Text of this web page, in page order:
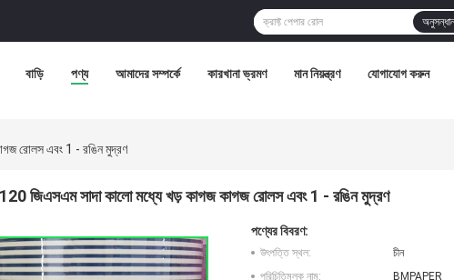
বাড়ি পণ্য আমাদের সম্পর্কে কারখানা ভ্রমণ মান নিয়ন্ত্রণ যোগাযোগ করুন
রোলস এবং 1 - রঙিন মুদ্রণ
জিএসএম সাদা কালো মধ্যে খড় কাগজ কাগজ রোলস এবং 1 - রঙিন মুদ্রণ
পণ্যের বিবরণ:
উৎপত্তি স্থল:
চীন
পরিচিতিমুলক নাম:
BMPAPER